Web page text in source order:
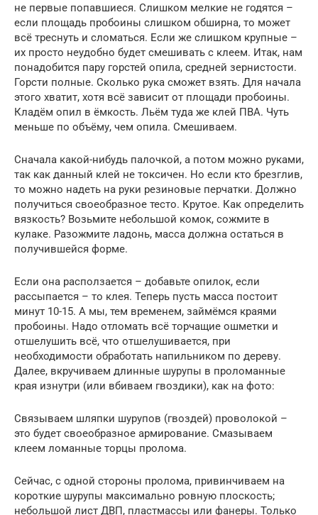
не первые попавшиеся. Слишком мелкие не годятся –
если площадь пробоины слишком обширна, то может
всё треснуть и сломаться. Если же слишком крупные –
их просто неудобно будет смешивать с клеем. Итак, нам
понадобится пару горстей опила, средней зернистости.
Горсти полные. Сколько рука сможет взять. Для начала
этого хватит, хотя всё зависит от площади пробоины.
Кладём опил в ёмкость. Льём туда же клей ПВА. Чуть
меньше по объёму, чем опила. Смешиваем.
Сначала какой-нибудь палочкой, а потом можно руками,
так как данный клей не токсичен. Но если кто брезглив,
то можно надеть на руки резиновые перчатки. Должно
получиться своеобразное тесто. Крутое. Как определить
вязкость? Возьмите небольшой комок, сожмите в
кулаке. Разожмите ладонь, масса должна остаться в
получившейся форме.
Если она расползается – добавьте опилок, если
рассыпается – то клея. Теперь пусть масса постоит
минут 10-15. А мы, тем временем, займёмся краями
пробоины. Надо отломать всё торчащие ошметки и
отшелушить всё, что отшелушивается, при
необходимости обработать напильником по дереву.
Далее, вкручиваем длинные шурупы в проломанные
края изнутри (или вбиваем гвоздики), как на фото:
Связываем шляпки шурупов (гвоздей) проволокой –
это будет своеобразное армирование. Смазываем
клеем ломанные торцы пролома.
Сейчас, с одной стороны пролома, привинчиваем на
короткие шурупы максимально ровную плоскость;
небольшой лист ДВП, пластмассы или фанеры. Только